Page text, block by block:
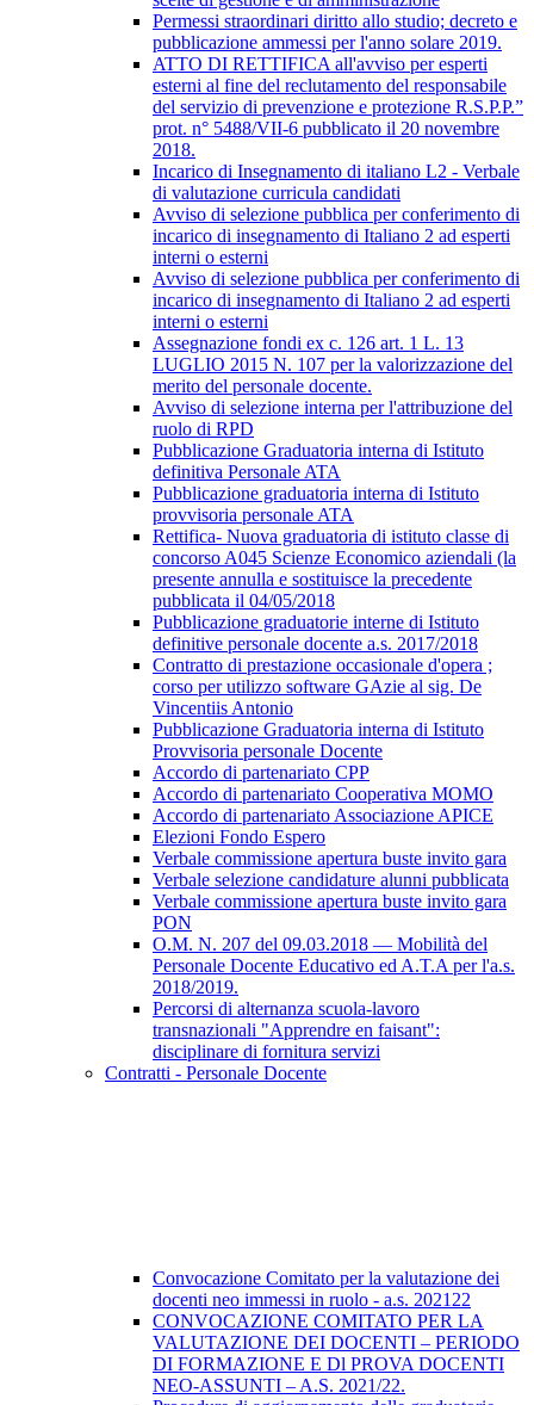
Permessi straordinari diritto allo studio; decreto e
pubblicazione ammessi per l'anno solare 2019.
ATTO DI RETTIFICA all'avviso per esperti
esterni al fine del reclutamento del responsabile
del servizio di prevenzione e protezione R.S.P.P.”
prot. n° 5488/VII-6 pubblicato il 20 novembre
2018.
Incarico di Insegnamento di italiano L2 - Verbale
di valutazione curricula candidati
Avviso di selezione pubblica per conferimento di
incarico di insegnamento di Italiano 2 ad esperti
interni o esterni
Avviso di selezione pubblica per conferimento di
incarico di insegnamento di Italiano 2 ad esperti
interni o esterni
Assegnazione fondi ex c. 126 art. 1 L. 13
LUGLIO 2015 N. 107 per la valorizzazione del
merito del personale docente.
Avviso di selezione interna per l'attribuzione del
ruolo di RPD
Pubblicazione Graduatoria interna di Istituto
definitiva Personale ATA
Pubblicazione graduatoria interna di Istituto
provvisoria personale ATA
Rettifica- Nuova graduatoria di istituto classe di
concorso A045 Scienze Economico aziendali (la
presente annulla e sostituisce la precedente
pubblicata il 04/05/2018
Pubblicazione graduatorie interne di Istituto
definitive personale docente a.s. 2017/2018
Contratto di prestazione occasionale d'opera ;
corso per utilizzo software GAzie al sig. De
Vincentiis Antonio
Pubblicazione Graduatoria interna di Istituto
Provvisoria personale Docente
Accordo di partenariato CPP
Accordo di partenariato Cooperativa MOMO
Accordo di partenariato Associazione APICE
Elezioni Fondo Espero
Verbale commissione apertura buste invito gara
Verbale selezione candidature alunni pubblicata
Verbale commissione apertura buste invito gara
PON
O.M. N. 207 del 09.03.2018 — Mobilità del
Personale Docente Educativo ed A.T.A per l'a.s.
2018/2019.
Percorsi di alternanza scuola-lavoro
transnazionali "Apprendre en faisant":
disciplinare di fornitura servizi
Contratti - Personale Docente
Convocazione Comitato per la valutazione dei
docenti neo immessi in ruolo - a.s. 202122
CONVOCAZIONE COMITATO PER LA
VALUTAZIONE DEI DOCENTI – PERIODO
DI FORMAZIONE E Dl PROVA DOCENTI
NEO-ASSUNTI – A.S. 2021/22.